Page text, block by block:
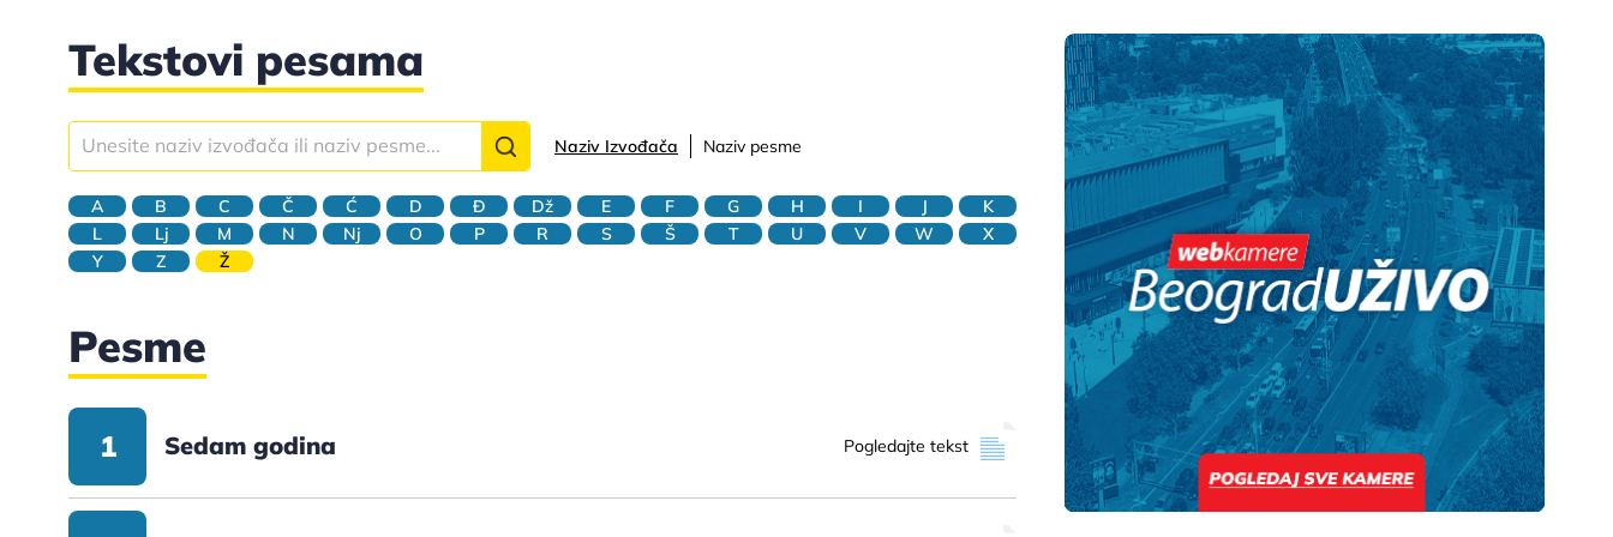
Tekstovi pesama
Naziv Izvođača Naziv pesme
A B C Č Ć D Đ Dž E F G H I J
K
L
Lj M N Nj O P R S Š T U V W
X
Y
Z Ž
Pesme
1 Sedam godina Pogledajte tekst